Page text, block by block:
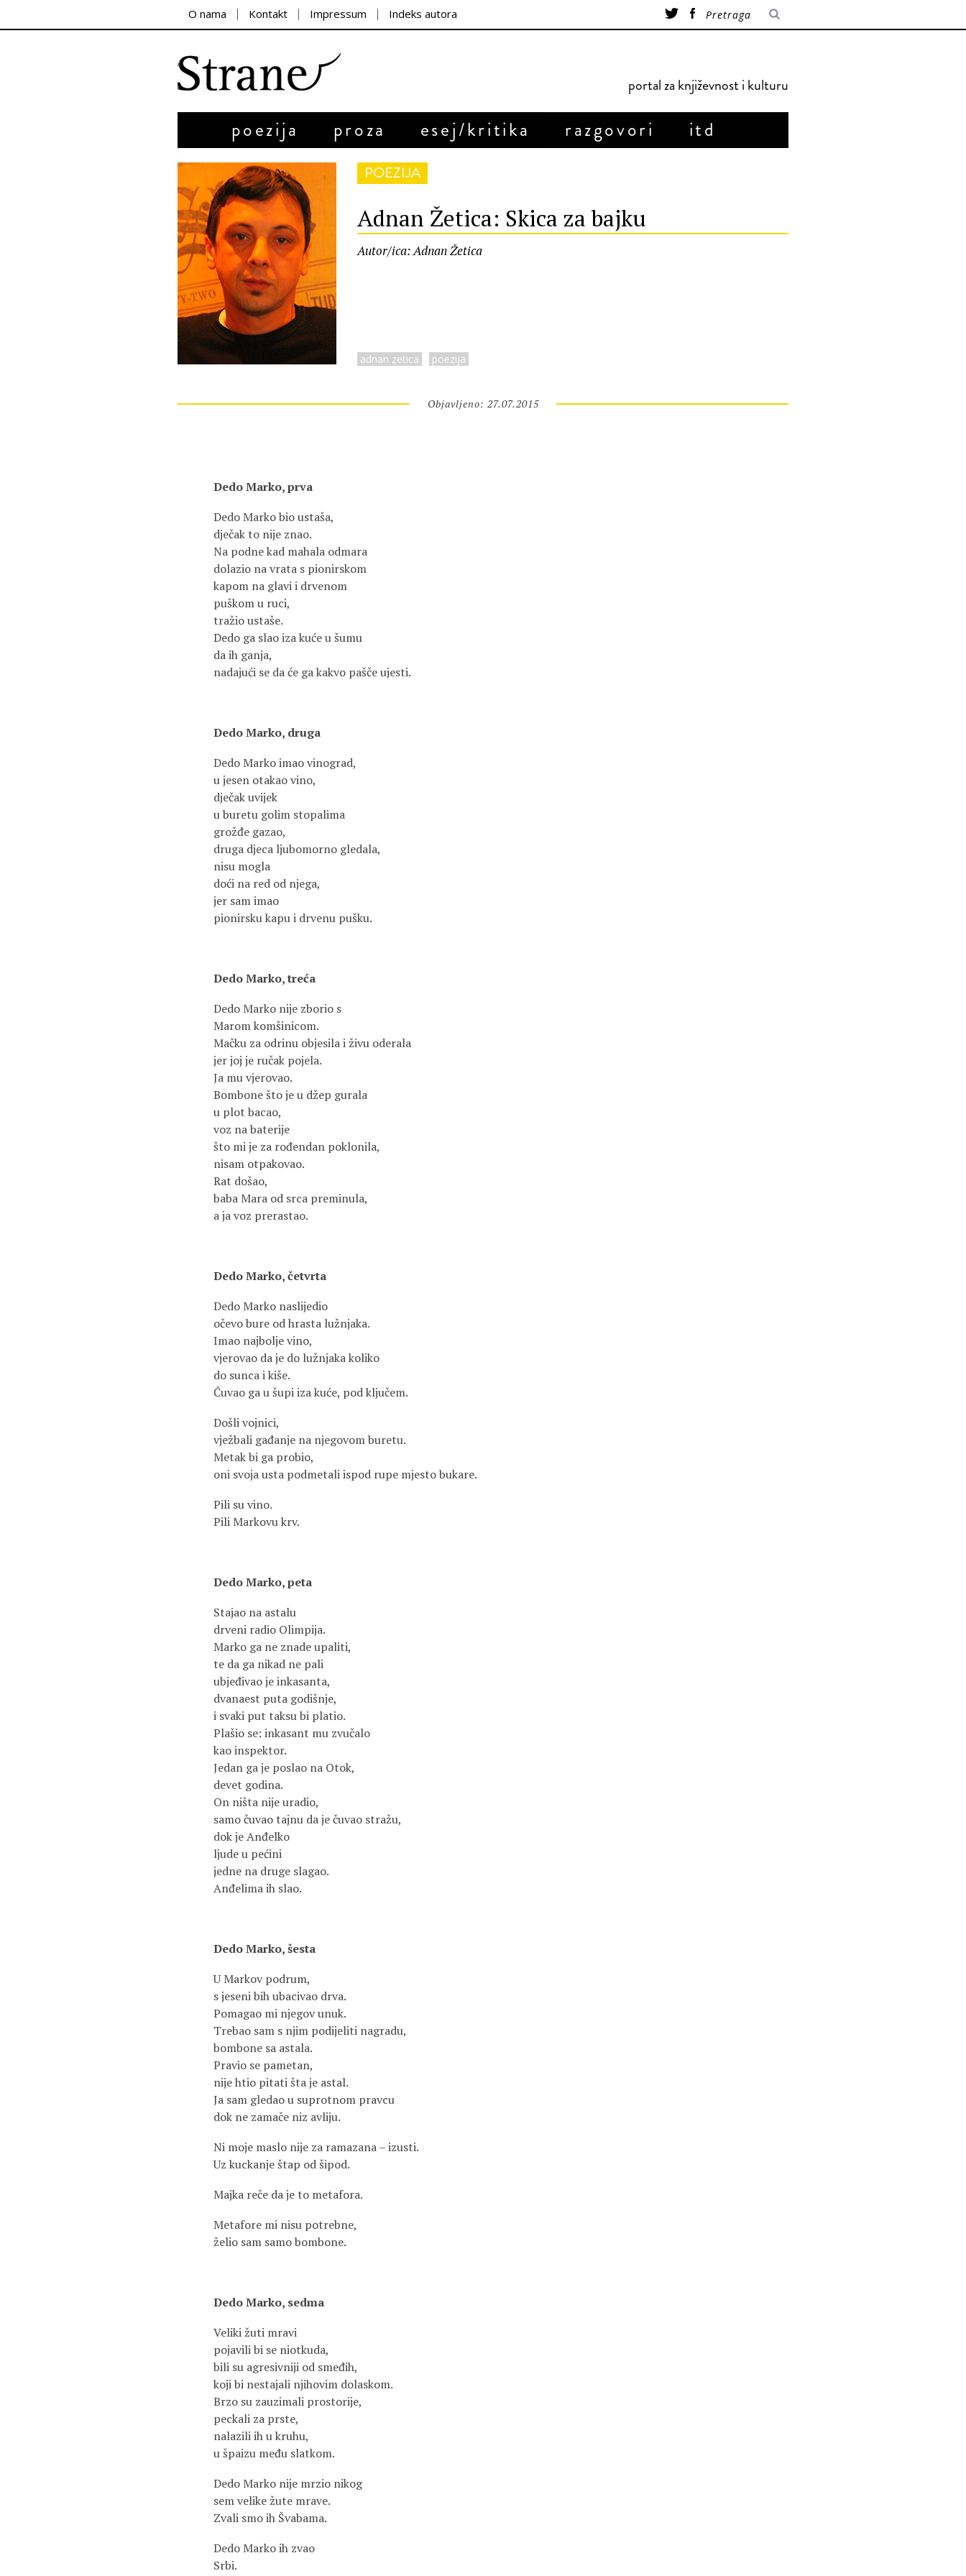
O nama Kontakt Impressum Indeks autora
portal za književnost i kulturu
poezija proza esej/kritika razgovori itd
POEZIJA
Adnan Žetica: Skica za bajku
Autor/ica: Adnan Žetica
adnan zetica poezija
Objavljeno: 27.07.2015
Dedo Marko, prva
Dedo Marko bio ustaša,
dječak to nije znao.
Na podne kad mahala odmara
dolazio na vrata s pionirskom
kapom na glavi i drvenom
puškom u ruci,
tražio ustaše.
Dedo ga slao iza kuće u šumu
da ih ganja,
nadajući se da će ga kakvo pašče ujesti.
Dedo Marko, druga
Dedo Marko imao vinograd,
u jesen otakao vino,
dječak uvijek
u buretu golim stopalima
grožđe gazao,
druga djeca ljubomorno gledala,
nisu mogla
doći na red od njega,
jer sam imao
pionirsku kapu i drvenu pušku.
Dedo Marko, treća
Dedo Marko nije zborio s
Marom komšinicom.
Mačku za odrinu objesila i živu oderala
jer joj je ručak pojela.
Ja mu vjerovao.
Bombone što je u džep gurala
u plot bacao,
voz na baterije
što mi je za rođendan poklonila,
nisam otpakovao.
Rat došao,
baba Mara od srca preminula,
a ja voz prerastao.
Dedo Marko, četvrta
Dedo Marko naslijedio
očevo bure od hrasta lužnjaka.
Imao najbolje vino,
vjerovao da je do lužnjaka koliko
do sunca i kiše.
Čuvao ga u šupi iza kuće, pod ključem.
Došli vojnici,
vježbali gađanje na njegovom buretu.
Metak bi ga probio,
oni svoja usta podmetali ispod rupe mjesto bukare.
Pili su vino.
Pili Markovu krv.
Dedo Marko, peta
Stajao na astalu
drveni radio Olimpija.
Marko ga ne znade upaliti,
te da ga nikad ne pali
ubjeđivao je inkasanta,
dvanaest puta godišnje,
i svaki put taksu bi platio.
Plašio se: inkasant mu zvučalo
kao inspektor.
Jedan ga je poslao na Otok,
devet godina.
On ništa nije uradio,
samo čuvao tajnu da je čuvao stražu,
dok je Anđelko
ljude u pećini
jedne na druge slagao.
Anđelima ih slao.
Dedo Marko, šesta
U Markov podrum,
s jeseni bih ubacivao drva.
Pomagao mi njegov unuk.
Trebao sam s njim podijeliti nagradu,
bombone sa astala.
Pravio se pametan,
nije htio pitati šta je astal.
Ja sam gledao u suprotnom pravcu
dok ne zamače niz avliju.
Ni moje maslo nije za ramazana – izusti.
Uz kuckanje štap od šipod.
Majka reče da je to metafora.
Metafore mi nisu potrebne,
želio sam samo bombone.
Dedo Marko, sedma
Veliki žuti mravi
pojavili bi se niotkuda,
bili su agresivniji od smeđih,
koji bi nestajali njihovim dolaskom.
Brzo su zauzimali prostorije,
peckali za prste,
nalazili ih u kruhu,
u špaizu među slatkom.
Dedo Marko nije mrzio nikog
sem velike žute mrave.
Zvali smo ih Švabama.
Dedo Marko ih zvao
Srbi.